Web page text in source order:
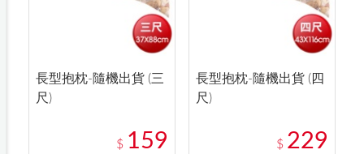
長型抱枕-隨機出貨 (三
尺)
$ 159
長型抱枕-隨機出貨 (四
尺)
$ 229